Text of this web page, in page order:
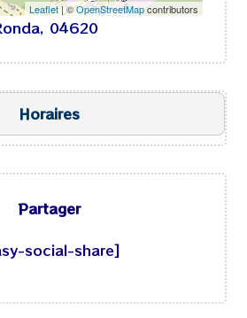
Leaflet | ©OpenStreetMapcontributors
04620
Horaires
aujourd’hui
18h30
Partager
social-share]